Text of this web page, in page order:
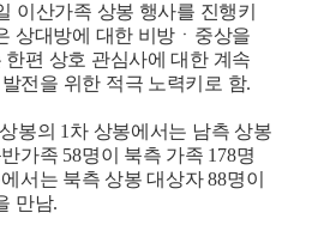
이산가족 상봉 행사를 진행키
상대방에 대한 비방ㆍ중상을
편 상호 관심사에 대한 계속
전을 위한 적극 노력키로 함.
봉의 1차 상봉에서는 남측 상봉
가족 58명이 북측 가족 178명
서는 북측 상봉 대상자 88명이
만남.